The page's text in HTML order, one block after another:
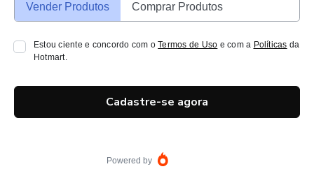
Vender Produtos Comprar Produtos
Estou ciente e concordo com oTermos de Uso e com a Políticas da
Hotmart.
Cadastre-se agora
Powered by